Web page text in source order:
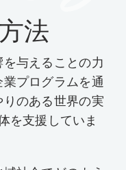
法
与えることの力
プログラムを通
のある世界の実
を支援していま